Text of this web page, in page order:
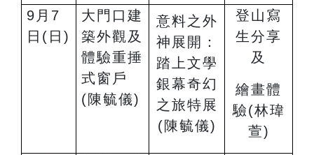
9 月7
日(日)
大門口建
築外觀及
體驗重捶
式窗戶
(陳毓儀)
意料之外
神展開：
踏上文學
銀幕奇幻
之旅特展
(陳毓儀)
登山寫
生分享
及
繪畫體
驗(林瑋
萱)